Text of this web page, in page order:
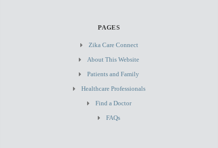
PAGES
Zika Care Connect
About This Website
Patients and Family
Healthcare Professionals
Find a Doctor
FAQs